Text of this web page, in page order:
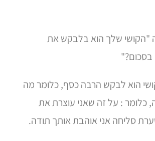
"הקושי שלך הוא בלבקש את
בסכום?"
הוא לבקש הרבה כסף, כלומר מה
כלומר : על זה שאני עוצרת את
סליחה אני אוהבת אותך תודה.